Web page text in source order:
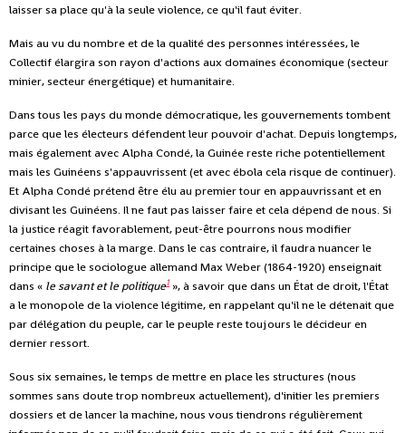
laisser sa place qu'à la seule violence, ce qu'il faut éviter.
Mais au vu du nombre et de la qualité des personnes intéressées, le
Collectif élargira son rayon d'actions aux domaines économique (secteur
minier, secteur énergétique) et humanitaire.
Dans tous les pays du monde démocratique, les gouvernements tombent
parce que les électeurs défendent leur pouvoir d'achat. Depuis longtemps,
mais également avec Alpha Condé, la Guinée reste riche potentiellement
mais les Guinéens s'appauvrissent (et avec ébola cela risque de continuer).
Et Alpha Condé prétend être élu au premier tour en appauvrissant et en
divisant les Guinéens. Il ne faut pas laisser faire et cela dépend de nous. Si
la justice réagit favorablement, peut-être pourrons nous modifier
certaines choses à la marge. Dans le cas contraire, il faudra nuancer le
principe que le sociologue allemand Max Weber (1864-1920) enseignait
dans « le savant et le politique1 », à savoir que dans un État de droit, l'État
a le monopole de la violence légitime, en rappelant qu'il ne le détenait que
par délégation du peuple, car le peuple reste toujours le décideur en
dernier ressort.
Sous six semaines, le temps de mettre en place les structures (nous
sommes sans doute trop nombreux actuellement), d'initier les premiers
dossiers et de lancer la machine, nous vous tiendrons régulièrement